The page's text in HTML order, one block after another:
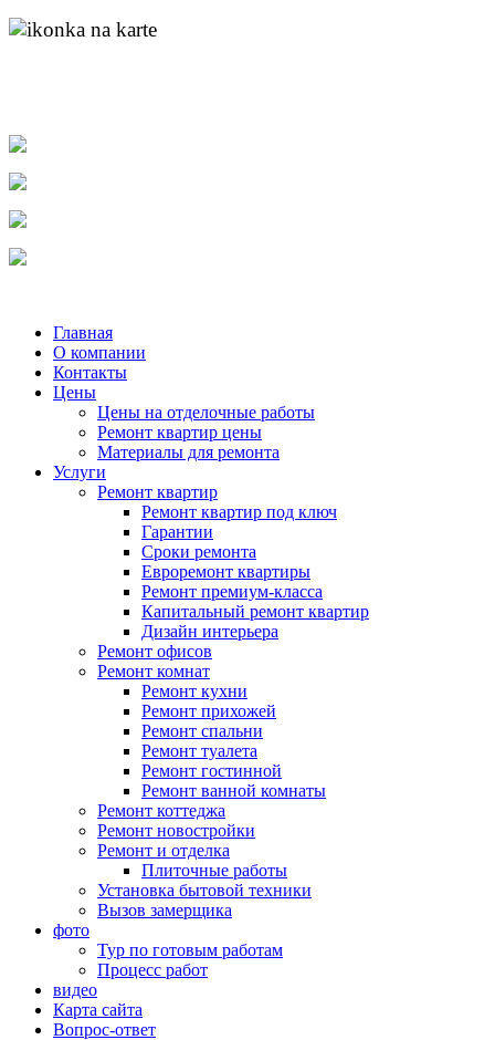
Главная
О компании
Контакты
Цены
Цены на отделочные работы
Ремонт квартир цены
Материалы для ремонта
Услуги
Ремонт квартир
Ремонт квартир под ключ
Гарантии
Сроки ремонта
Евроремонт квартиры
Ремонт премиум-класса
Капитальный ремонт квартир
Дизайн интерьера
Ремонт офисов
Ремонт комнат
Ремонт кухни
Ремонт прихожей
Ремонт спальни
Ремонт туалета
Ремонт гостинной
Ремонт ванной комнаты
Ремонт коттеджа
Ремонт новостройки
Ремонт и отделка
Плиточные работы
Установка бытовой техники
Вызов замерщика
фото
Тур по готовым работам
Процесс работ
видео
Карта сайта
Вопрос-ответ